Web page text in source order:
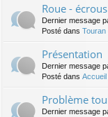
Roue -
Dernier message
Posté dans Touran
Présentation
Dernier message
Posté dans
Problème
Dernier message